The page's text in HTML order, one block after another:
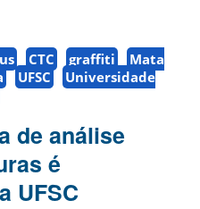
CTC graffiti
Mata
UFSC
Universidade
de análise
é
UFSC